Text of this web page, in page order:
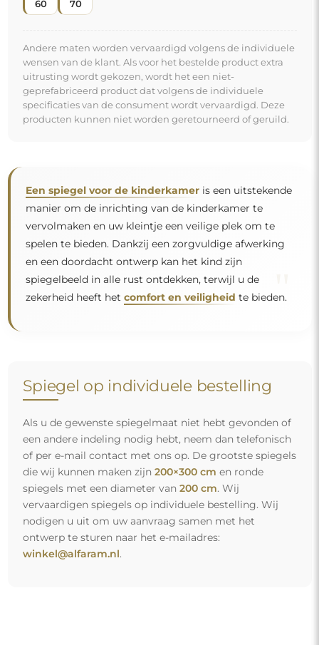
60 70
Andere maten worden vervaardigd volgens de individuele
wensen van de klant. Als voor het bestelde product extra
uitrusting wordt gekozen, wordt het een niet-
geprefabriceerd product dat volgens de individuele
specificaties van de consument wordt vervaardigd. Deze
producten kunnen niet worden geretourneerd of geruild.
Een spiegel voor de kinderkameris een uitstekende
manier om de inrichting van de kinderkamer te
vervolmaken en uw kleintje een veilige plek om te
spelen te bieden. Dankzij een zorgvuldige afwerking
en een doordacht ontwerp kan het kind zijn
spiegelbeeld in alle rust ontdekken, terwijl u de
zekerheid heeft het comfort en veiligheid te bieden.
"
Spiegel op individuele bestelling
Als u de gewenste spiegelmaat niet hebt gevonden of
een andere indeling nodig hebt, neem dan telefonisch
of per e-mail contact met ons op. De grootste spiegels
die wij kunnen maken zijn 200×300 cm en ronde
spiegels met een diameter van 200 cm. Wij
vervaardigen spiegels op individuele bestelling. Wij
nodigen u uit om uw aanvraag samen met het
ontwerp te sturen naar het e-mailadres:
winkel@alfaram.nl.